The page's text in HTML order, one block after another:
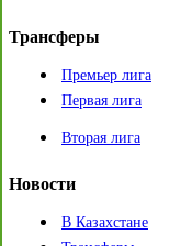
Трансферы
Премьер лига
Первая лига
Вторая лига
Новости
В Казахстане